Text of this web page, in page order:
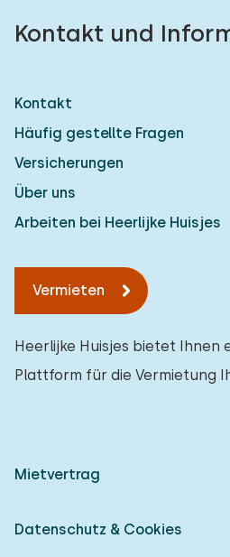
Kontakt und
Kontakt
Häufig gestellte Fragen
Versicherungen
Über uns
Arbeiten bei Heerlijke Huisjes
Vermieten
Heerlijke Huisjes bietet Ihnen
Plattform für die Vermietung
Mietvertrag
Datenschutz & Cookies